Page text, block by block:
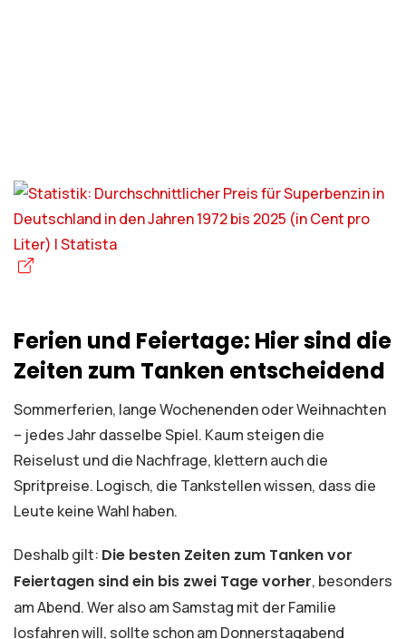
Ferien und Feiertage: Hier sind die
Zeiten zum Tanken entscheidend
Sommerferien, lange Wochenenden oder Weihnachten
– jedes Jahr dasselbe Spiel. Kaum steigen die
Reiselust und die Nachfrage, klettern auch die
Spritpreise. Logisch, die Tankstellen wissen, dass die
Leute keine Wahl haben.
Deshalb gilt: Die besten Zeiten zum Tanken vor
Feiertagen sind ein bis zwei Tage vorher, besonders
am Abend. Wer also am Samstag mit der Familie
losfahren will, sollte schon am Donnerstagabend